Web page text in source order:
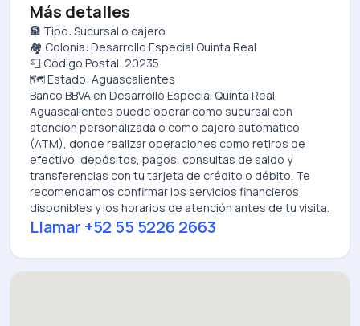
Más detalles
🏦 Tipo: Sucursal o cajero
🏘️ Colonia: Desarrollo Especial Quinta Real
📮 Código Postal: 20235
🗺️ Estado: Aguascalientes
Banco BBVA en Desarrollo Especial Quinta Real,
Aguascalientes puede operar como sucursal con
atención personalizada o como cajero automático
(ATM), donde realizar operaciones como retiros de
efectivo, depósitos, pagos, consultas de saldo y
transferencias con tu tarjeta de crédito o débito. Te
recomendamos confirmar los servicios financieros
disponibles y los horarios de atención antes de tu visita.
Llamar +52 55 5226 2663